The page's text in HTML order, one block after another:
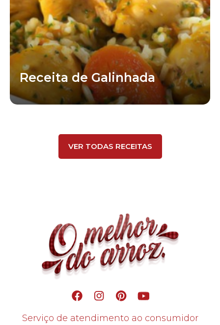
Receita de Galinhada
VER TODAS RECEITAS
Serviço de atendimento ao consumidor